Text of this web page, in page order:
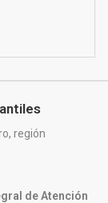
región
de Atención